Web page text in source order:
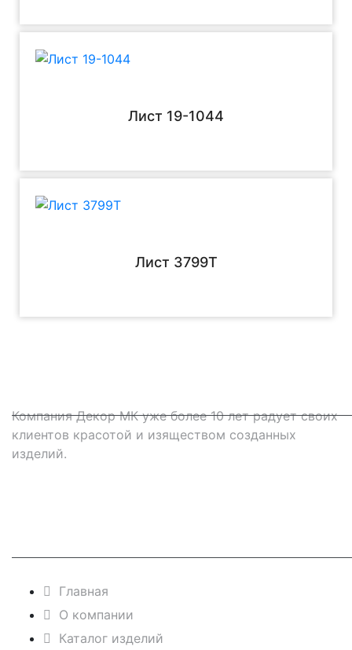
Лист 19-1044
Лист 3799Т
Компания Декор МК уже более 10 лет радует своих
клиентов красотой и изяществом созданных
изделий.
Главная
О компании
Каталог изделий